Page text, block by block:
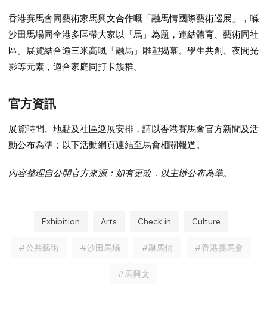
香港賽馬會同藝術家馬興文合作嘅「融馬情國際藝術巡展」，喺
沙田馬場同全港多區帶大家以「馬」為題，連結體育、藝術同社
區。展覽結合逾三米高嘅「融馬」雕塑揭幕、學生共創、夜間光
影等元素，適合家庭同打卡族群。
官方資訊
展覽時間、地點及社區巡展安排，請以香港賽馬會官方新聞及活
動公布為準；以下活動網頁連結至馬會相關報道。
內容整理自公開官方來源；如有更改，以主辦公布為準。
Exhibition Arts Check in Culture
#公共藝術 #沙田馬場 #融馬情 #香港賽馬會
#馬興文